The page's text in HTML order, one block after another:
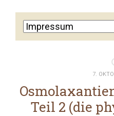
7.
Teil 2 (die